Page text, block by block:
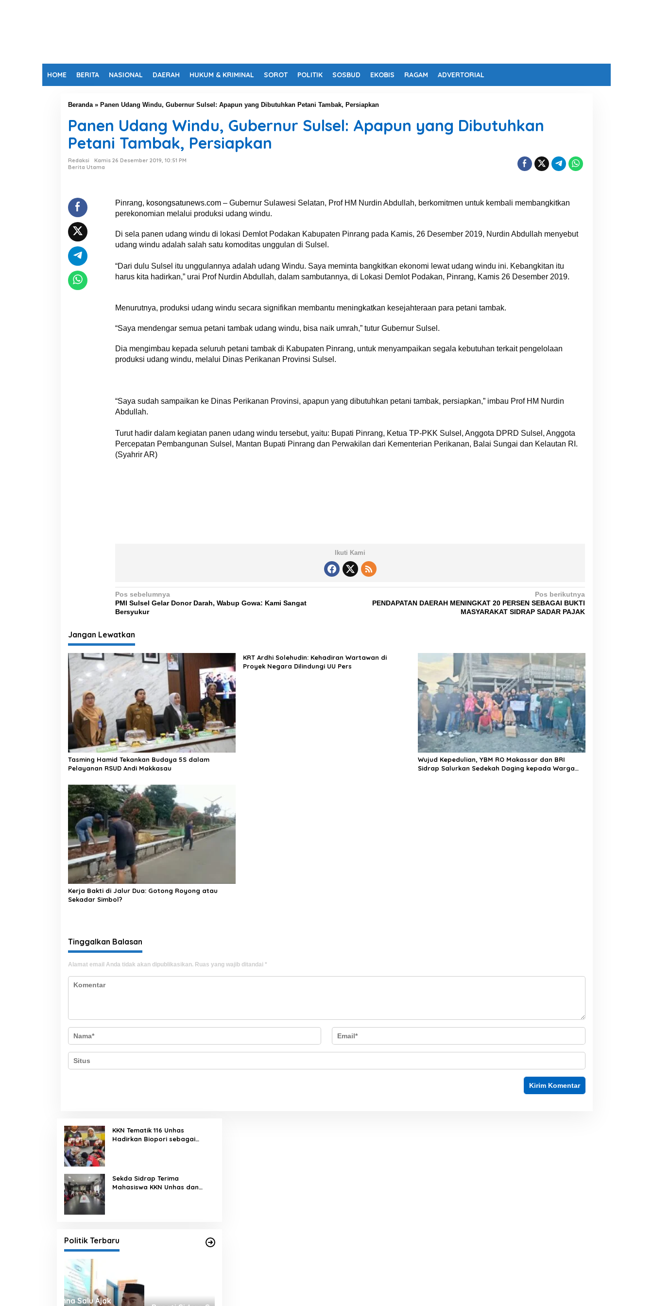
HOME BERITA NASIONAL DAERAH HUKUM & KRIMINAL SOROT POLITIK SOSBUD EKOBIS RAGAM ADVERTORIAL
Beranda» Panen Udang Windu, Gubernur Sulsel: Apapun yang Dibutuhkan Petani Tambak, Persiapkan
Panen Udang Windu, Gubernur Sulsel: Apapun yang Dibutuhkan
Petani Tambak, Persiapkan
Redaksi
Kamis 26 Desember 2019, 10:51 PM
Berita Utama
Pinrang, kosongsatunews.com– Gubernur Sulawesi Selatan, Prof HM Nurdin Abdullah, berkomitmen untuk kembali membangkitkan
perekonomian melalui produksi udang windu.
Di sela panen udang windu di lokasi Demlot Podakan Kabupaten Pinrang pada Kamis, 26 Desember 2019, Nurdin Abdullah menyebut
udang windu adalah salah satu komoditas unggulan di Sulsel.
“Dari dulu Sulsel itu unggulannya adalah udang Windu. Saya meminta bangkitkan ekonomi lewat udang windu ini. Kebangkitan itu
harus kita hadirkan,” urai Prof Nurdin Abdullah, dalam sambutannya, di Lokasi Demlot Podakan, Pinrang, Kamis 26 Desember 2019.
Menurutnya, produksi udang windu secara signifikan membantu meningkatkan kesejahteraan para petani tambak.
“Saya mendengar semua petani tambak udang windu, bisa naik umrah,” tutur Gubernur Sulsel.
Dia mengimbau kepada seluruh petani tambak di Kabupaten Pinrang, untuk menyampaikan segala kebutuhan terkait pengelolaan
produksi udang windu, melalui Dinas Perikanan Provinsi Sulsel.
“Saya sudah sampaikan ke Dinas Perikanan Provinsi, apapun yang dibutuhkan petani tambak, persiapkan,” imbau Prof HM Nurdin
Abdullah.
Turut hadir dalam kegiatan panen udang windu tersebut, yaitu: Bupati Pinrang, Ketua TP-PKK Sulsel, Anggota DPRD Sulsel, Anggota
Percepatan Pembangunan Sulsel, Mantan Bupati Pinrang dan Perwakilan dari Kementerian Perikanan, Balai Sungai dan Kelautan RI.
(Syahrir AR)
Ikuti Kami
N
a
i
g
a
i
p
o
s
Pos sebelumnya
PMI Sulsel Gelar Donor Darah, Wabup Gowa: Kami Sangat
Bersyukur
Pos berikutnya
PENDAPATAN DAERAH MENINGKAT 20 PERSEN SEBAGAI BUKTI
MASYARAKAT SIDRAP SADAR PAJAK
Jangan Lewatkan
Tasming Hamid Tekankan Budaya 5S dalam
Pelayanan RSUD Andi Makkasau
KRT Ardhi Solehudin: Kehadiran Wartawan di
Proyek Negara Dilindungi UU Pers
Wujud Kepedulian, YBM RO Makassar dan BRI
Sidrap Salurkan Sedekah Daging kepada Warga
Kerja Bakti di Jalur Dua: Gotong Royong atau
Sekadar Simbol?
Tinggalkan Balasan
Alamat email Anda tidak akan dipublikasikan. Ruas yang wajib ditandai *
KKN Tematik 116 Unhas
Hadirkan Biopori sebagai
Sekda Sidrap Terima
Mahasiswa KKN Unhas dan
Politik Terbaru